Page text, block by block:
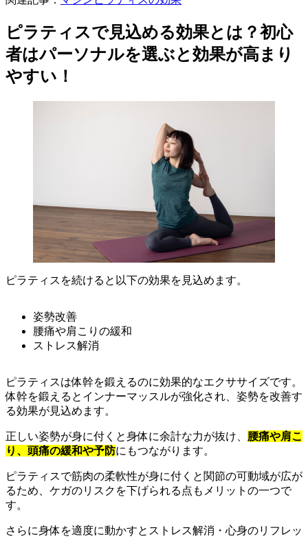
ピラティスで見込める効果とは？初心
者はパーソナルを選ぶと効果が高まり
やすい！
ピラティスを続けると以下の効果を見込めます。
姿勢改善
腰痛や肩こりの緩和
ストレス解消
ピラティスは体幹を鍛えるのに効果的なエクササイズです。
体幹を鍛えるとインナーマッスルが強化され、姿勢を改善す
る効果が見込めます。
正しい姿勢が身に付くと身体に余計な力が抜け、 腰痛や肩こ
り、頭痛の緩和や予防にもつながります。
ピラティスで筋肉の柔軟性が身に付くと関節の可動域が広が
るため、ケガのリスクを下げられる点もメリットの一つで
す。
さらに身体を適度に動かすとストレス解消・心身のリフレッ